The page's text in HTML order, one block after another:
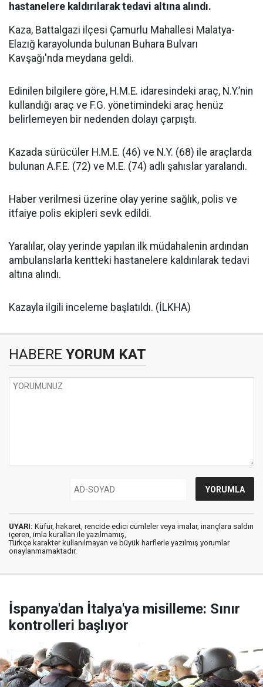
hastanelere kaldırılarak tedavi altına alındı.
Kaza, Battalgazi ilçesi Çamurlu Mahallesi Malatya-
Elazığ karayolunda bulunan Buhara Bulvarı
Kavşağı'nda meydana geldi.
Edinilen bilgilere göre, H.M.E. idaresindeki araç, N.Y.’nin
kullandığı araç ve F.G. yönetimindeki araç henüz
belirlemeyen bir nedenden dolayı çarpıştı.
Kazada sürücüler H.M.E. (46) ve N.Y. (68) ile araçlarda
bulunan A.F.E. (72) ve M.E. (74) adlı şahıslar yaralandı.
Haber verilmesi üzerine olay yerine sağlık, polis ve
itfaiye polis ekipleri sevk edildi.
Yaralılar, olay yerinde yapılan ilk müdahalenin ardından
ambulanslarla kentteki hastanelere kaldırılarak tedavi
altına alındı.
Kazayla ilgili inceleme başlatıldı. (İLKHA)
HABERE YORUM KAT
UYARI: Küfür, hakaret, rencide edici cümleler veya imalar, inançlara saldırı
içeren, imla kuralları ile yazılmamış,
Türkçe karakter kullanılmayan ve büyük harflerle yazılmış yorumlar
onaylanmamaktadır.
İspanya'dan İtalya'ya misilleme: Sınır
kontrolleri başlıyor